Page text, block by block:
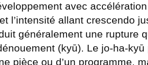
avec
l’intensité allant crescendo
généralement une rupture
(kyū). Le jo-ha-kyū
pièce ou d’un programme,